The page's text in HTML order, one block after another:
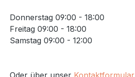
Donnerstag 09:00 - 18:00
Freitag 09:00 - 18:00
Samstag 09:00 - 12:00